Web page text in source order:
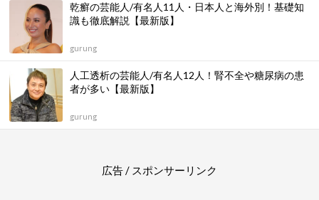
乾癬の芸能人/有名人11人・日本人と海外別！基礎知
識も徹底解説【最新版】
gurung
人工透析の芸能人/有名人12人！腎不全や糖尿病の患
者が多い【最新版】
gurung
広告 / スポンサーリンク